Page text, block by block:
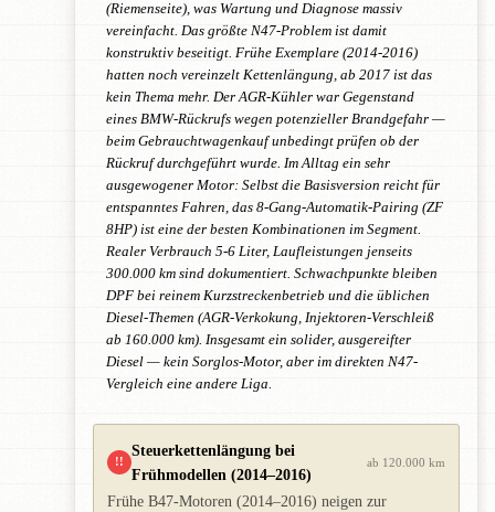
(Riemenseite), was Wartung und Diagnose massiv
vereinfacht. Das größte N47-Problem ist damit
konstruktiv beseitigt. Frühe Exemplare (2014-2016)
hatten noch vereinzelt Kettenlängung, ab 2017 ist das
kein Thema mehr. Der AGR-Kühler war Gegenstand
eines BMW-Rückrufs wegen potenzieller Brandgefahr —
beim Gebrauchtwagenkauf unbedingt prüfen ob der
Rückruf durchgeführt wurde. Im Alltag ein sehr
ausgewogener Motor: Selbst die Basisversion reicht für
entspanntes Fahren, das 8-Gang-Automatik-Pairing (ZF
8HP) ist eine der besten Kombinationen im Segment.
Realer Verbrauch 5-6 Liter, Laufleistungen jenseits
300.000 km sind dokumentiert. Schwachpunkte bleiben
DPF bei reinem Kurzstreckenbetrieb und die üblichen
Diesel-Themen (AGR-Verkokung, Injektoren-Verschleiß
ab 160.000 km). Insgesamt ein solider, ausgereifter
Diesel — kein Sorglos-Motor, aber im direkten N47-
Vergleich eine andere Liga.
!!
Steuerkettenlängung bei
Frühmodellen (2014–2016)
ab 120.000 km
Frühe B47-Motoren (2014–2016) neigen zur